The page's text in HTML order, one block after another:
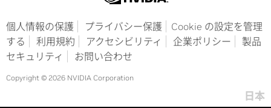
個人情報の保護 プライバシー保護
Cookie の設定を管理
する
利用規約 アクセシビリティ 企業ポリシー
製品
セキュリティ
お問い合わせ
Copyright © 2026 NVIDIA Corporation
日本